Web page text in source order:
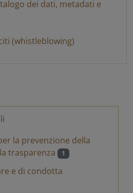
dei dati, metadati e
(whistleblowing)
la prevenzione della
trasparenza
1
e di condotta